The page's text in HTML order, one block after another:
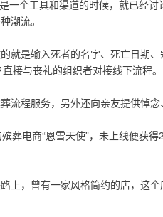
一个工具和渠道的时候，就已经
潮流。
就是输入死者的名字、死亡日期
接与丧礼的组织者对接线下流程。
程服务，另外还向亲友提供悼念
葬电商“恩雪天使”，未上线便获
上，曾有一家风格简约的店，这